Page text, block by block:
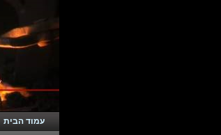
עמוד הבית